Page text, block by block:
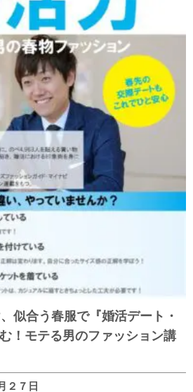
似合う春服で『婚活デート・
！モテる男のファッション講
２７日